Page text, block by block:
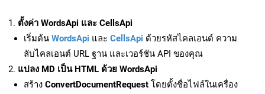
ตั้งค่า WordsApi และ CellsApi
เริ่มต้น WordsApi และ CellsApi ด้วยรหัสไคลเอนต์ ความ
ลับไคลเอนต์ URL ฐาน และเวอร์ชัน API ของคุณ
แปลง MD เป็น HTML ด้วย WordsApi
สร้าง ConvertDocumentRequest โดยตั้งชื่อไฟล์ในเครื่อง